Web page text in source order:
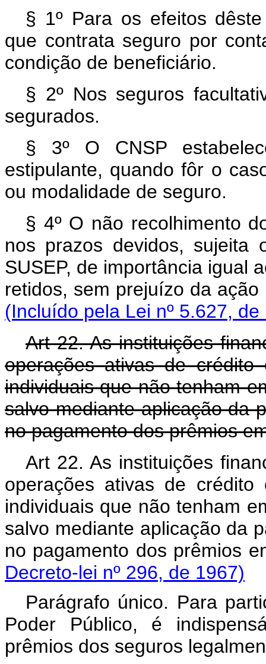
§ 1º Para os efeitos
que contrata seguro por
condição de beneficiário.
§ 2º Nos seguros
segurados.
§ 3º O CNSP
estipulante, quando fôr o
ou modalidade de seguro.
§ 4º O não recolhimento
nos prazos devidos, sujeita
SUSEP, de importância igual
retidos, sem prejuízo
(Incluído pela Lei nº 5.627, de
Art 22. As instituições
operações ativas de
individuais que não tenham
salvo mediante aplicação da
no pagamento dos prêmios
Art 22. As instituições
operações ativas de
individuais que não tenham
salvo mediante aplicação da
no pagamento dos
Decreto-lei nº 296, de 1967)
Parágrafo único. Para
Poder Público, é
prêmios dos seguros